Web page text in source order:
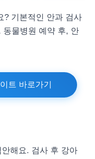
? 기본적인 안과 검사
동물병원 예약 후, 안
트 바로가기
해요. 검사 후 강아